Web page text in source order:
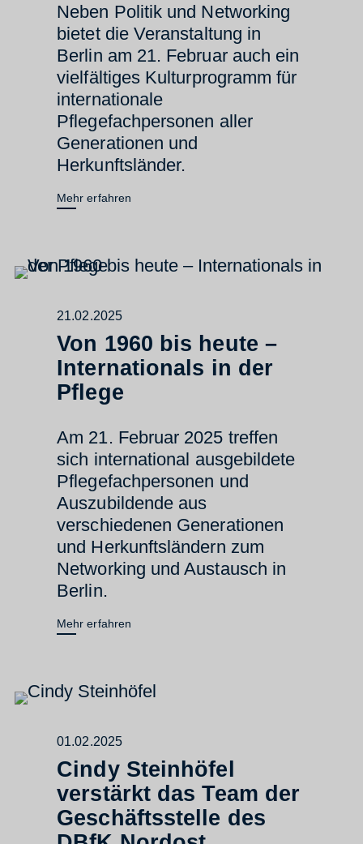
Neben Politik und Networking
bietet die Veranstaltung in
Berlin am 21. Februar auch ein
vielfältiges Kulturprogramm für
internationale
Pflegefachpersonen aller
Generationen und
Herkunftsländer.
Mehr erfahren
21.02.2025
Von 1960 bis heute –
Internationals in der
Pflege
Am 21. Februar 2025 treffen
sich international ausgebildete
Pflegefachpersonen und
Auszubildende aus
verschiedenen Generationen
und Herkunftsländern zum
Networking und Austausch in
Berlin.
Mehr erfahren
01.02.2025
Cindy Steinhöfel
verstärkt das Team der
Geschäftsstelle des